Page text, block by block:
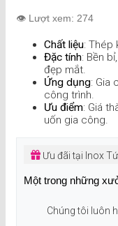
👁️ Lượt xem: 274
Chất liệu: Thép
Đặc tính: Bền
đẹp mắt.
Ứng dụng: Gia
công trình.
Ưu điểm: Giá
uốn gia công.
Ưu đãi tại Inox
Một trong những
Chúng tôi luôn